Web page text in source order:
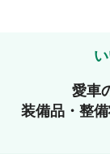
愛車
装備品・整